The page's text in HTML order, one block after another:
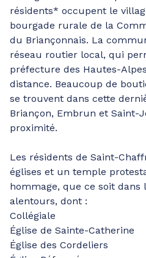
résidents* occupent le
bourgade rurale de la
du Briançonnais. La
réseau routier local, qui
préfecture des Hautes-
distance. Beaucoup de
se trouvent dans cette
Briançon, Embrun et Saint-
proximité.
Les résidents de Saint-
églises et un temple
hommage, que ce soit dans
alentours, dont :
Collégiale
Église de Sainte-Catherine
Église des Cordeliers